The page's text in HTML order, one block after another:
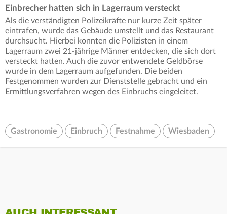
Einbrecher hatten sich in Lagerraum versteckt
Als die verständigten Polizeikräfte nur kurze Zeit später
eintrafen, wurde das Gebäude umstellt und das Restaurant
durchsucht. Hierbei konnten die Polizisten in einem
Lagerraum zwei 21-jährige Männer entdecken, die sich dort
versteckt hatten. Auch die zuvor entwendete Geldbörse
wurde in dem Lagerraum aufgefunden. Die beiden
Festgenommen wurden zur Dienststelle gebracht und ein
Ermittlungsverfahren wegen des Einbruchs eingeleitet.
Gastronomie Einbruch Festnahme Wiesbaden